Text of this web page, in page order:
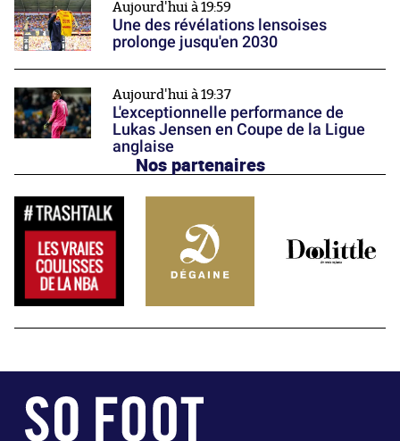
Aujourd'hui à 19:59
Une des révélations lensoises
prolonge jusqu'en 2030
Aujourd'hui à 19:37
L'exceptionnelle performance de
Lukas Jensen en Coupe de la Ligue
anglaise
Nos partenaires